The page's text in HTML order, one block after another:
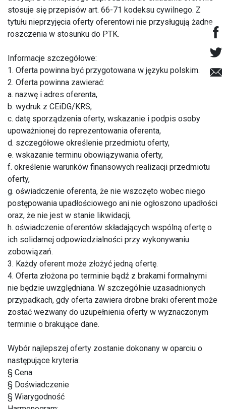
stosuje się przepisów art. 66-71 kodeksu cywilnego. Z
tytułu nieprzyjęcia oferty oferentowi nie przysługują żadne
roszczenia w stosunku do PTK.
Informacje szczegółowe:
1. Oferta powinna być przygotowana w języku polskim.
2. Oferta powinna zawierać:
a. nazwę i adres oferenta,
b. wydruk z CEiDG/KRS,
c. datę sporządzenia oferty, wskazanie i podpis osoby
upoważnionej do reprezentowania oferenta,
d. szczegółowe określenie przedmiotu oferty,
e. wskazanie terminu obowiązywania oferty,
f. określenie warunków finansowych realizacji przedmiotu
oferty,
g. oświadczenie oferenta, że nie wszczęto wobec niego
postępowania upadłościowego ani nie ogłoszono upadłości
oraz, że nie jest w stanie likwidacji,
h. oświadczenie oferentów składających wspólną ofertę o
ich solidarnej odpowiedzialności przy wykonywaniu
zobowiązań.
3. Każdy oferent może złożyć jedną ofertę.
4. Oferta złożona po terminie bądź z brakami formalnymi
nie będzie uwzględniana. W szczególnie uzasadnionych
przypadkach, gdy oferta zawiera drobne braki oferent może
zostać wezwany do uzupełnienia oferty w wyznaczonym
terminie o brakujące dane.
Wybór najlepszej oferty zostanie dokonany w oparciu o
następujące kryteria:
§ Cena
§ Doświadczenie
§ Wiarygodność